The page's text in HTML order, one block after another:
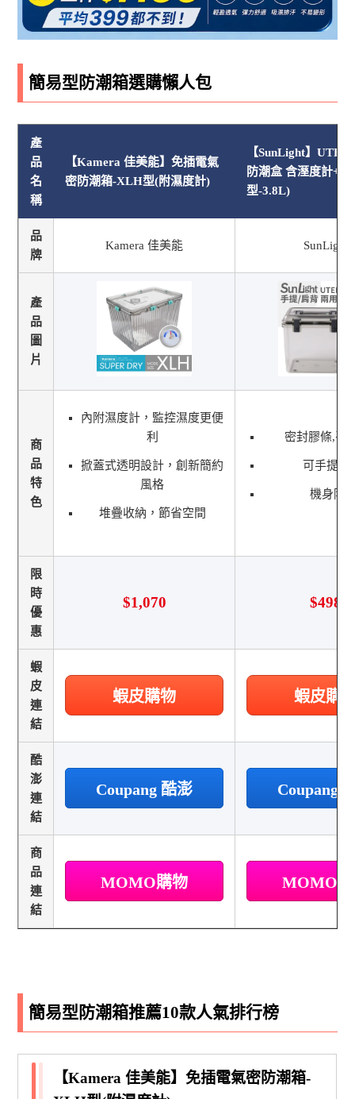
簡易型防潮箱選購懶人包
產
品
名
稱
【Kamera 佳美能】免插電氣
密防潮箱-XLH型(附濕度計)
【SunLight】
防潮盒 含溼度計+軟
型-3.8L)
品
牌
Kamera 佳美能 SunLight
產
品
圖
片
商
品
特
色
內附濕度計，監控濕度更便
利
掀蓋式透明設計，創新簡約
風格
堆疊收納，節省空間
密封膠條,平
可手提,
機身防
限
時
優
惠
$1,070 $498
蝦
皮
連
結
蝦皮購物 蝦皮購
酷
澎
連
結
Coupang 酷澎 Coupang
商
品
連
結
MOMO購物 MOMO
簡易型防潮箱推薦10款人氣排行榜
【Kamera 佳美能】免插電氣密防潮箱-